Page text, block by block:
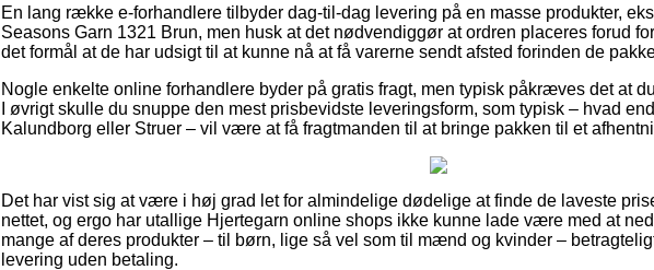
En lang række e-forhandlere tilbyder dag-til-dag levering på en masse produkter,
Seasons Garn 1321 Brun, men husk at det nødvendiggør at ordren placeres forud
det formål at de har udsigt til at kunne nå at få varerne sendt afsted forinden de
Nogle enkelte online forhandlere byder på gratis fragt, men typisk påkræves det at
I øvrigt skulle du snuppe den mest prisbevidste leveringsform, som typisk – hvad
Kalundborg eller Struer – vil være at få fragtmanden til at bringe pakken til et
Det har vist sig at være i høj grad let for almindelige dødelige at finde de laveste
nettet, og ergo har utallige Hjertegarn online shops ikke kunne lade være med at
mange af deres produkter – til børn, lige så vel som til mænd og kvinder –
levering uden betaling.